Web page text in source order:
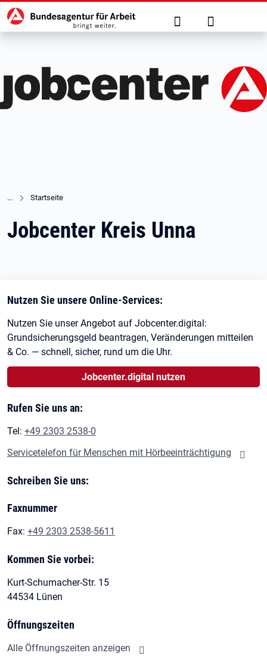
zu den Hauptinhalten springen
Hauptnavigation Suche Anmelden
Startseite
Jobcenter Kreis Unna
Nutzen Sie unsere Online-Services:
Nutzen Sie unser Angebot auf Jobcenter.digital:
Grundsicherungsgeld beantragen, Veränderungen mitteilen
& Co. — schnell, sicher, rund um die Uhr.
Jobcenter.digital nutzen
Rufen Sie uns an:
Tel: +49 2303 2538-0
Servicetelefon für Menschen mit Hörbeeinträchtigung
Schreiben Sie uns:
Faxnummer
Fax: +49 2303 2538-5611
Kommen Sie vorbei:
Kurt-Schumacher-Str. 15
44534 Lünen
Öffnungszeiten
Alle Öffnungszeiten anzeigen